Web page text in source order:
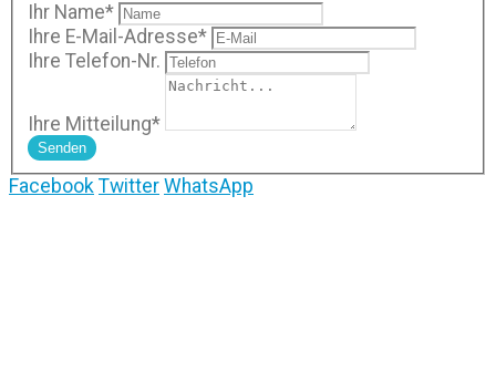
Ihr Name*
Ihre E-Mail-Adresse*
Ihre Telefon-Nr.
Ihre Mitteilung*
Senden
Facebook Twitter WhatsApp